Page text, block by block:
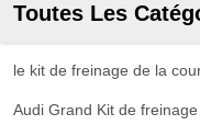
Toutes Les
le kit de freinage de la
Audi Grand Kit de freinage